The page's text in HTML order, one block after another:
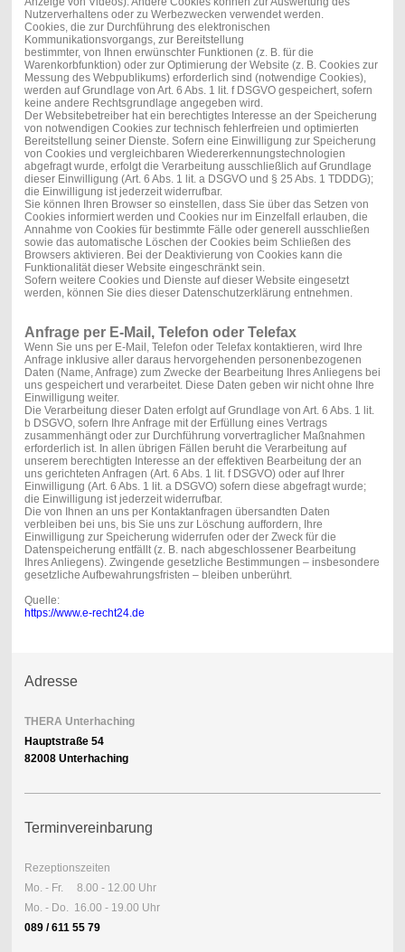
Nutzerverhaltens oder zu Werbezwecken verwendet werden.
Cookies, die zur Durchführung des elektronischen
Kommunikationsvorgangs, zur Bereitstellung
bestimmter, von Ihnen erwünschter Funktionen (z. B. für die
Warenkorbfunktion) oder zur Optimierung der Website (z. B. Cookies zur
Messung des Webpublikums) erforderlich sind (notwendige Cookies),
werden auf Grundlage von Art. 6 Abs. 1 lit. f DSGVO gespeichert, sofern
keine andere Rechtsgrundlage angegeben wird.
Der Websitebetreiber hat ein berechtigtes Interesse an der Speicherung
von notwendigen Cookies zur technisch fehlerfreien und optimierten
Bereitstellung seiner Dienste. Sofern eine Einwilligung zur Speicherung
von Cookies und vergleichbaren Wiedererkennungstechnologien
abgefragt wurde, erfolgt die Verarbeitung ausschließlich auf Grundlage
dieser Einwilligung (Art. 6 Abs. 1 lit. a DSGVO und § 25 Abs. 1 TDDDG);
die Einwilligung ist jederzeit widerrufbar.
Sie können Ihren Browser so einstellen, dass Sie über das Setzen von
Cookies informiert werden und Cookies nur im Einzelfall erlauben, die
Annahme von Cookies für bestimmte Fälle oder generell ausschließen
sowie das automatische Löschen der Cookies beim Schließen des
Browsers aktivieren. Bei der Deaktivierung von Cookies kann die
Funktionalität dieser Website eingeschränkt sein.
Sofern weitere Cookies und Dienste auf dieser Website eingesetzt
werden, können Sie dies dieser Datenschutzerklärung entnehmen.
Anfrage per E-Mail, Telefon oder Telefax
Wenn Sie uns per E-Mail, Telefon oder Telefax kontaktieren, wird Ihre
Anfrage inklusive aller daraus hervorgehenden personenbezogenen
Daten (Name, Anfrage) zum Zwecke der Bearbeitung Ihres Anliegens bei
uns gespeichert und verarbeitet. Diese Daten geben wir nicht ohne Ihre
Einwilligung weiter.
Die Verarbeitung dieser Daten erfolgt auf Grundlage von Art. 6 Abs. 1 lit.
b DSGVO, sofern Ihre Anfrage mit der Erfüllung eines Vertrags
zusammenhängt oder zur Durchführung vorvertraglicher Maßnahmen
erforderlich ist. In allen übrigen Fällen beruht die Verarbeitung auf
unserem berechtigten Interesse an der effektiven Bearbeitung der an
uns gerichteten Anfragen (Art. 6 Abs. 1 lit. f DSGVO) oder auf Ihrer
Einwilligung (Art. 6 Abs. 1 lit. a DSGVO) sofern diese abgefragt wurde;
die Einwilligung ist jederzeit widerrufbar.
Die von Ihnen an uns per Kontaktanfragen übersandten Daten
verbleiben bei uns, bis Sie uns zur Löschung auffordern, Ihre
Einwilligung zur Speicherung widerrufen oder der Zweck für die
Datenspeicherung entfällt (z. B. nach abgeschlossener Bearbeitung
Ihres Anliegens). Zwingende gesetzliche Bestimmungen – insbesondere
gesetzliche Aufbewahrungsfristen – bleiben unberührt.
Quelle:
https://www.e-recht24.de
Adresse
THERA Unterhaching
Hauptstraße 54
82008 Unterhaching
Terminvereinbarung
Rezeptionszeiten
Mo. - Fr. 8.00 - 12.00 Uhr
Mo. - Do. 16.00 - 19.00 Uhr
089 / 611 55 79